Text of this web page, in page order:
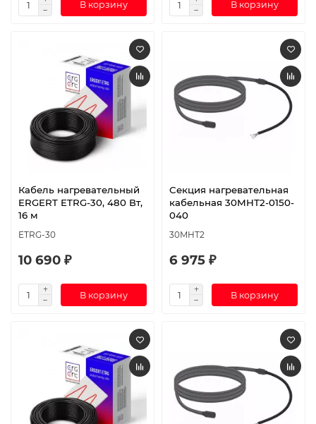
В корзину В корзину
Кабель нагревательный
ERGERT ETRG-30, 480 Вт,
16 м
ETRG-30
10 690 ₽
В корзину
Секция нагревательная
кабельная 30МНТ2-0150-
040
30МНТ2
6 975 ₽
В корзину